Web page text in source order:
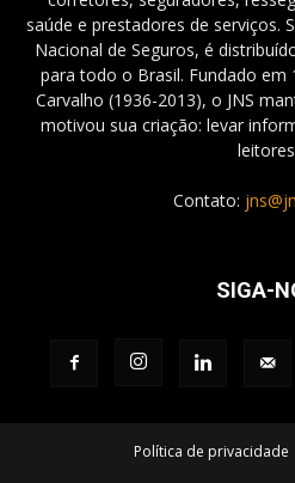
saúde e prestadores de serviços.
Nacional de Seguros, é
para todo o Brasil. Fundado
Carvalho (1936-2013), o JNS
motivou sua criação: levar
Contato:
SIGA-
Política de privacidade